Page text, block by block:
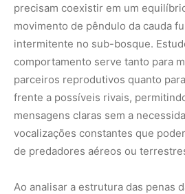
precisam coexistir em um
movimento de pêndulo da cauda
intermitente no sub-bosque.
comportamento serve tanto para
parceiros reprodutivos quanto
frente a possíveis rivais,
mensagens claras sem a
vocalizações constantes que
de predadores aéreos ou
Ao analisar a estrutura das penas